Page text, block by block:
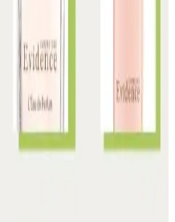
ve Kullanımının Cilt
kullanımı, cilt sağlığı ve
Uygun ürün seçimi ve bilinçli
Üzerindeki Etkileri
sağlıklı ve parlak bir
alanları ve dikkat